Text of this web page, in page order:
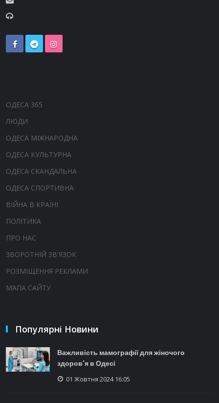
ОДЕСА 365
ЛЮДИ
ОДЕСА МІЖНАРОДНА
ОДЕСА КУЛЬТУРНА
ОДЕСА СКАНДАЛЬНА
ОДЕСА СПОРТИВНА
ВІЙНА В КРАЇНІ
ПОЛІТИКА
ПРО НАС
ЗВОРОТНІЙ ЗВ'ЯЗОК
РОЗМІЩЕННЯ РЕКЛАМИ
МАПА САЙТУ
Популярні Новини
Важливість мамографії для жіночого
здоров'я в Одесі
01 Жовтня 2024 16:05